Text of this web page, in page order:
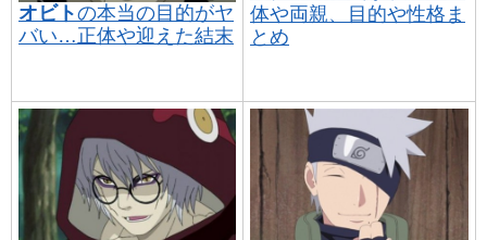
オビトの本当の目的がヤ
バい…正体や迎えた結末
体や両親、目的や性格ま
とめ